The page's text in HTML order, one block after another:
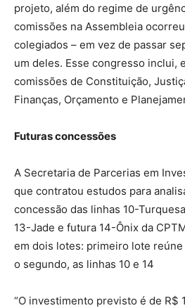
projeto, além do regime de
comissões na Assembleia
colegiados – em vez de passar
um deles. Esse congresso inclui,
comissões de Constituição,
Finanças, Orçamento e
Futuras concessões
A Secretaria de Parcerias em
que contratou estudos para
concessão das linhas 10-
13-Jade e futura 14-Ônix da
em dois lotes: primeiro lote reúne
o segundo, as linhas 10 e 14
“O investimento previsto é de R$